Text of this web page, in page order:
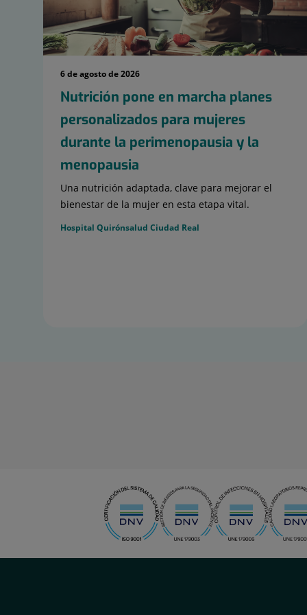
6 de agosto de 2026
Nutrición pone en marcha planes
personalizados para mujeres
durante la perimenopausia y la
menopausia
Una nutrición adaptada, clave para mejorar el
bienestar de la mujer en esta etapa vital.
Hospital Quirónsalud Ciudad Real